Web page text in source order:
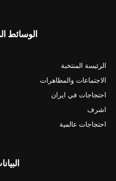
الوسائط
الرئيسة المنتخبة
الاجتماعات والمظاهرات
احتجاجات في ايران
اشرف
احتجاجات عالمية